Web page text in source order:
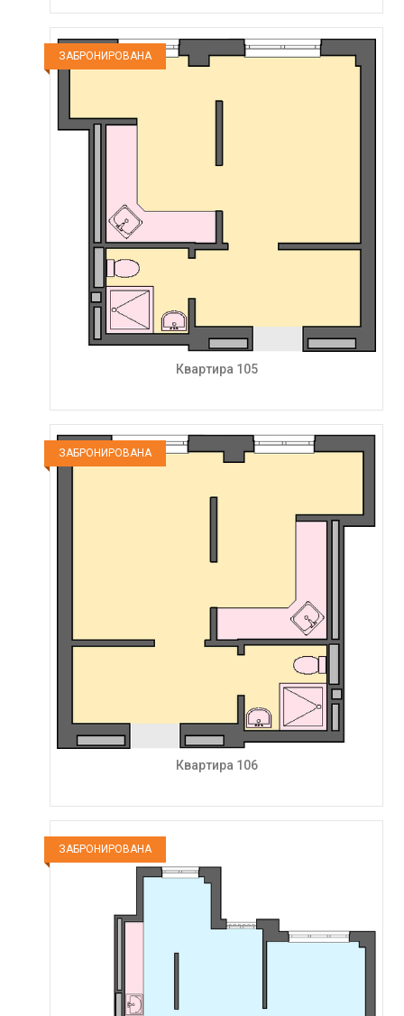
ЗАБРОНИРОВАНА
Квартира 105
ЗАБРОНИРОВАНА
Квартира 106
ЗАБРОНИРОВАНА